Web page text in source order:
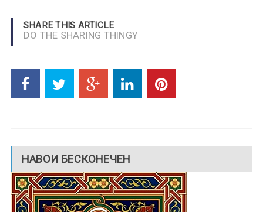
SHARE THIS ARTICLE
DO THE SHARING THINGY
НАВОИ БЕСКОНЕЧЕН